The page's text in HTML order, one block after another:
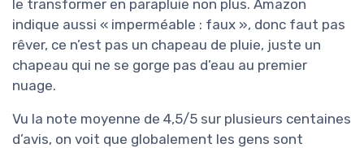
le transformer en parapluie non plus. Amazon
indique aussi « imperméable : faux », donc faut pas
rêver, ce n’est pas un chapeau de pluie, juste un
chapeau qui ne se gorge pas d’eau au premier
nuage.
Vu la note moyenne de 4,5/5 sur plusieurs centaines
d’avis, on voit que globalement les gens sont